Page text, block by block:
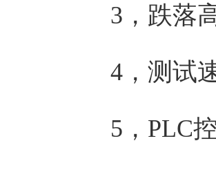
3 ，跌落
4 ，测试
5 ，PLC